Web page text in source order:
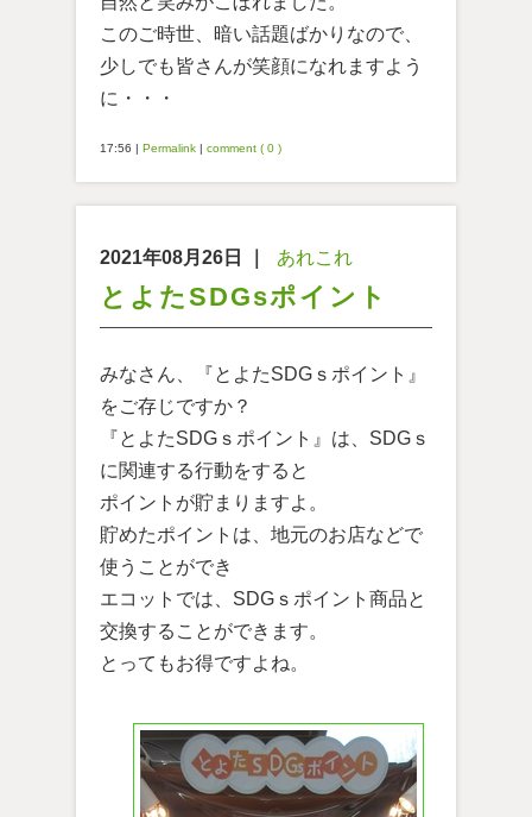
このご時世、暗い話題ばかりなので、
少しでも皆さんが笑顔になれますよう
に・・・
17:56 | Permalink | comment ( 0 )
2021年08月26日 あれこれ
とよたSDGsポイント
みなさん、『とよたSDGｓポイント』
をご存じですか？
『とよたSDGｓポイント』は、SDGｓ
に関連する行動をすると
ポイントが貯まりますよ。
貯めたポイントは、地元のお店などで
使うことができ
エコットでは、SDGｓポイント商品と
交換することができます。
とってもお得ですよね。